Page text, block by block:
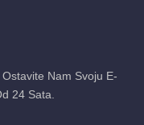
Nam Svoju E-
24 Sata.